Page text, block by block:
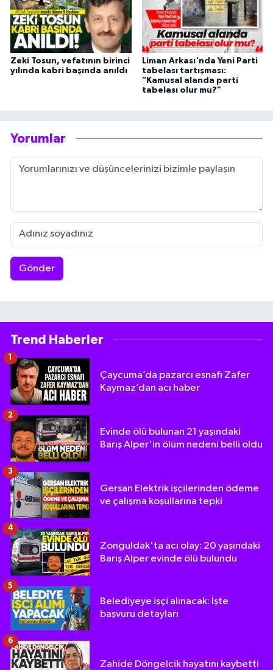
Zeki Tosun, vefatının birinci
yılında kabri başında anıldı
Liman Arkası'nda Yeni Parti
tabelası tartışması:
"Kamusal alanda parti
tabelası olur mu?"
Yorumlar
Gönder
Trend Haberler
Çaycuma’da pazarcı esnafı Zafer
Kaymaz’dan acı haber
Evinde ölü bulunan 21 yaşındaki
Barış Alper'in ölüm nedeni belli oldu
2
Gersan Elektrik işçilerinden ödeme
ve çalışma koşullarına tepki
3
Zonguldak'ta acı olay: 20 yaşındaki
Barış Alper evinde ölü bulundu
4
Belediyeye işçi alınacak: İşte
başvuru detayları
5
Zahide Döngelcik hayatını kaybetti
6